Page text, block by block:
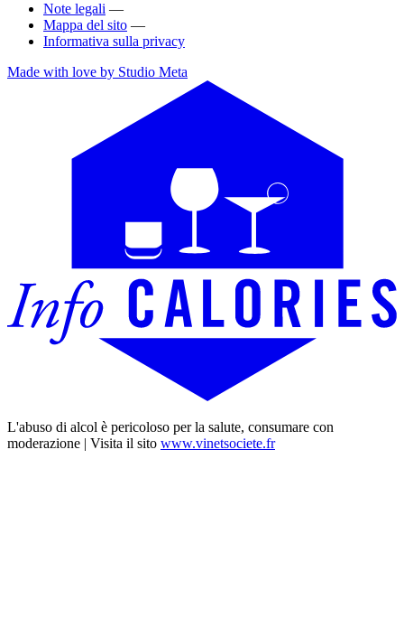
Note legali —
Mappa del sito —
Informativa sulla privacy
Made with love by Studio Meta
L'abuso di alcol è pericoloso per la salute, consumare con
moderazione | Visita il sito www.vinetsociete.fr